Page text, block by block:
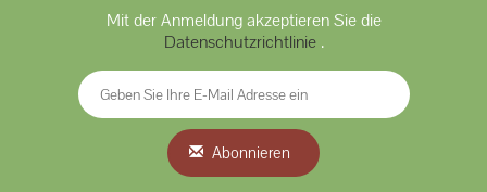
Mit der Anmeldung akzeptieren Sie die
Datenschutzrichtlinie .
Abonnieren